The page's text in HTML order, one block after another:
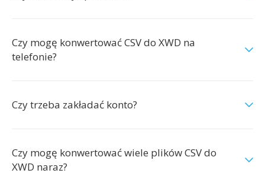
Czy mogę konwertować CSV do XWD na
telefonie?
Czy trzeba zakładać konto?
Czy mogę konwertować wiele plików CSV do
XWD naraz?